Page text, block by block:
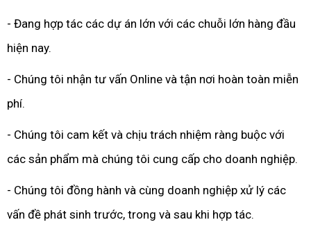
- Đang hợp tác các dự án lớn với các chuỗi lớn hàng đầu
hiện nay.
- Chúng tôi nhận tư vấn Online và tận nơi hoàn toàn miễn
phí.
- Chúng tôi cam kết và chịu trách nhiệm ràng buộc với
các sản phẩm mà chúng tôi cung cấp cho doanh nghiệp.
- Chúng tôi đồng hành và cùng doanh nghiệp xử lý các
vấn đề phát sinh trước, trong và sau khi hợp tác.